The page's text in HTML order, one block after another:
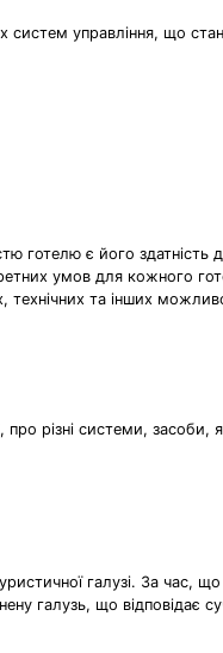
систем управління, що
готелю є його здатність
умов для кожного
технічних та інших
про різні системи,
галузі. За час,
галузь, що відповідає